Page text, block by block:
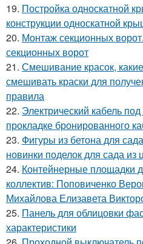
19. Постройка односкатной
конструкции односкатной
20. Монтаж секционных
секционных ворот
21. Смешивание красок,
смешивать краски для
правила
22. Электрический кабель
прокладке бронированного
23. Фигуры из бетона для
новинки поделок для сада
24. Контейнерные площадки
коллектив: Поповиченко
Михайлова Елизавета
25. Панель для облицовки
характеристики